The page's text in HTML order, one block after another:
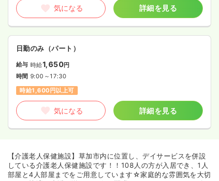
気になる 詳細を見る
日勤のみ（パート）
給与 時給1,650円
時間 9:00～17:30
時給1,600円以上可
気になる 詳細を見る
【介護老人保健施設】草加市内に位置し、デイサービスを併設
している介護老人保健施設です！！108人の方が入居でき、1人
部屋と4人部屋までをご用意しています☆家庭的な雰囲気を大切